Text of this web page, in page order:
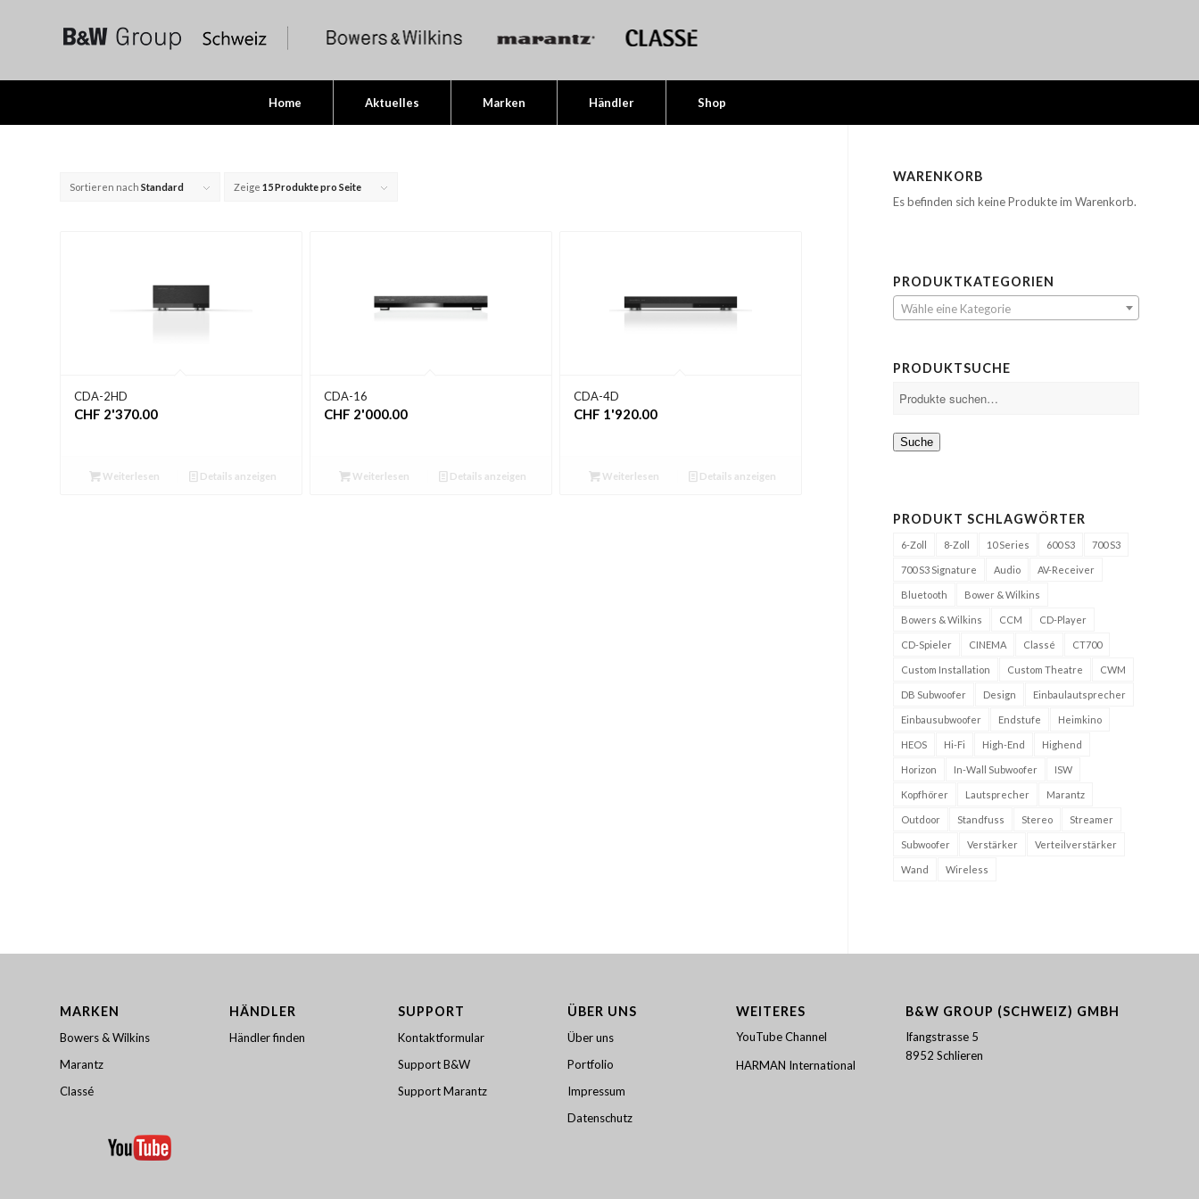
Home Aktuelles Marken Händler Shop
Sortieren nach Standard Zeige 15 Produkte pro Seite
CDA-2HD
CHF 2'370.00
Weiterlesen Details anzeigen
CDA-16
CHF 2'000.00
Weiterlesen Details anzeigen
CDA-4D
CHF 1'920.00
Weiterlesen Details anzeigen
WARENKORB
Es befinden sich keine Produkte im Warenkorb.
PRODUKTKATEGORIEN
Wähle eine Kategorie
PRODUKTSUCHE
Suche
PRODUKT SCHLAGWÖRTER
6-Zoll 8-Zoll 10 Series 600 S3 700 S3
700 S3 Signature Audio AV-Receiver
Bluetooth Bower & Wilkins
Bowers & Wilkins CCM CD-Player
CD-Spieler CINEMA Classé CT700
Custom Installation Custom Theatre CWM
DB Subwoofer Design Einbaulautsprecher
Einbausubwoofer Endstufe Heimkino
HEOS Hi-Fi High-End Highend
Horizon In-Wall Subwoofer ISW
Kopfhörer Lautsprecher Marantz
Outdoor Standfuss Stereo Streamer
Subwoofer Verstärker Verteilverstärker
Wand Wireless
MARKEN
Bowers & Wilkins
Marantz
Classé
HÄNDLER
Händler finden
SUPPORT
Kontaktformular
Support B&W
Support Marantz
ÜBER UNS
Über uns
Portfolio
Impressum
Datenschutz
WEITERES
YouTube Channel
HARMAN International
B&W GROUP (SCHWEIZ) GMBH
Ifangstrasse 5
8952 Schlieren